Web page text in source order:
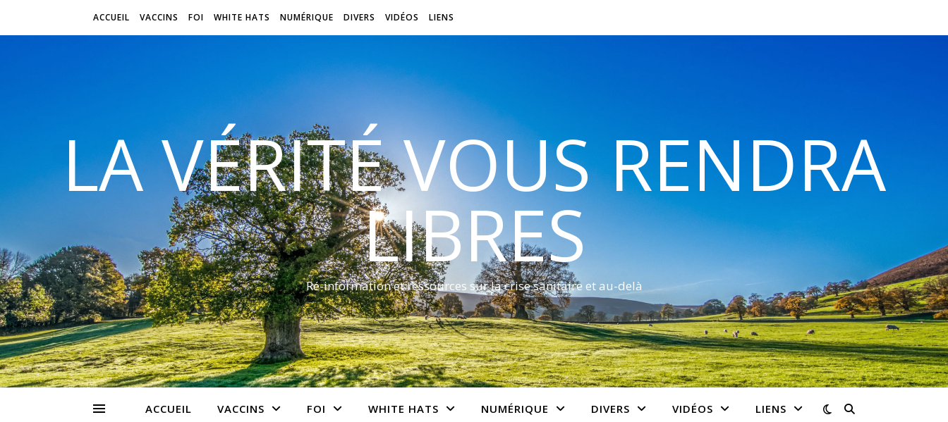
ACCUEIL VACCINS FOI WHITE HATS NUMÉRIQUE DIVERS VIDÉOS LIENS
LA VÉRITÉ VOUS RENDRA
LIBRES
Ré-information et ressources sur la crise sanitaire et au-delà
ACCUEIL VACCINS FOI WHITE HATS NUMÉRIQUE DIVERS VIDÉOS LIENS